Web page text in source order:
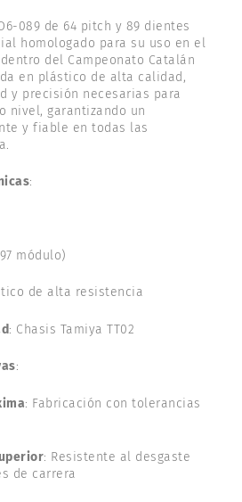
089 de 64 pitch y 89 dientes
homologado para su uso en el
del Campeonato Catalán
en plástico de alta calidad,
y precisión necesarias para
nivel, garantizando un
y fiable en todas las
:
módulo)
de alta resistencia
: Chasis Tamiya TT02
:
: Fabricación con tolerancias
: Resistente al desgaste
de carrera